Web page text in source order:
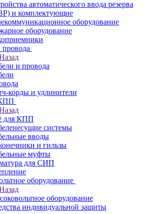
автоматического ввода резерва
и комплектующие
оборудование
оборудование
и провода
корды и удлинители
для КПП
системы
вводы
и гильзы
муфты
для СИП
оборудование
оборудование
индивидуальной защиты